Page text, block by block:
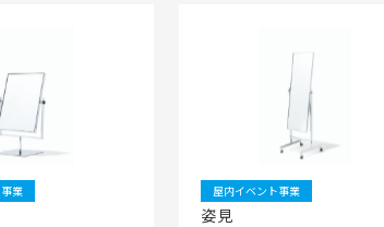
業 屋内イベント事業
姿見